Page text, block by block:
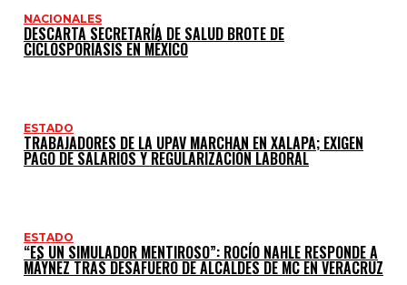
NACIONALES
DESCARTA SECRETARÍA DE SALUD BROTE DE
CICLOSPORIASIS EN MÉXICO
ESTADO
TRABAJADORES DE LA UPAV MARCHAN EN XALAPA; EXIGEN
PAGO DE SALARIOS Y REGULARIZACIÓN LABORAL
ESTADO
“ES UN SIMULADOR MENTIROSO”: ROCÍO NAHLE RESPONDE A
MÁYNEZ TRAS DESAFUERO DE ALCALDES DE MC EN VERACRUZ